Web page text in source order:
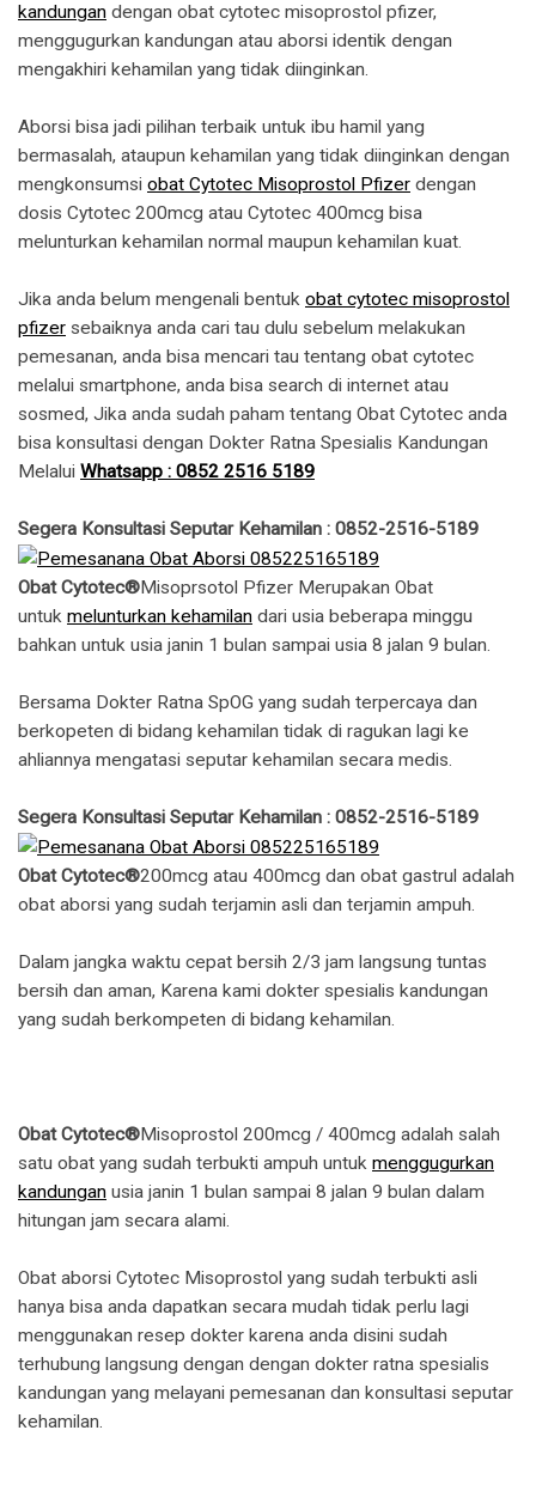
kandungan dengan obat cytotec misoprostol pfizer,
menggugurkan kandungan atau aborsi identik dengan
mengakhiri kehamilan yang tidak diinginkan.
Aborsi bisa jadi pilihan terbaik untuk ibu hamil yang
bermasalah, ataupun kehamilan yang tidak diinginkan dengan
mengkonsumsi obat Cytotec Misoprostol Pfizer dengan
dosis Cytotec 200mcg atau Cytotec 400mcg bisa
melunturkan kehamilan normal maupun kehamilan kuat.
Jika anda belum mengenali bentuk obat cytotec misoprostol
pfizer sebaiknya anda cari tau dulu sebelum melakukan
pemesanan, anda bisa mencari tau tentang obat cytotec
melalui smartphone, anda bisa search di internet atau
sosmed, Jika anda sudah paham tentang Obat Cytotec anda
bisa konsultasi dengan Dokter Ratna Spesialis Kandungan
Melalui Whatsapp : 0852 2516 5189
Segera Konsultasi Seputar Kehamilan : 0852-2516-5189
Obat Cytotec®Misoprsotol Pfizer Merupakan Obat
untuk melunturkan kehamilan dari usia beberapa minggu
bahkan untuk usia janin 1 bulan sampai usia 8 jalan 9 bulan.
Bersama Dokter Ratna SpOG yang sudah terpercaya dan
berkopeten di bidang kehamilan tidak di ragukan lagi ke
ahliannya mengatasi seputar kehamilan secara medis.
Segera Konsultasi Seputar Kehamilan : 0852-2516-5189
Obat Cytotec®200mcg atau 400mcg dan obat gastrul adalah
obat aborsi yang sudah terjamin asli dan terjamin ampuh.
Dalam jangka waktu cepat bersih 2/3 jam langsung tuntas
bersih dan aman, Karena kami dokter spesialis kandungan
yang sudah berkompeten di bidang kehamilan.
Obat Cytotec®Misoprostol 200mcg / 400mcg adalah salah
satu obat yang sudah terbukti ampuh untuk menggugurkan
kandungan usia janin 1 bulan sampai 8 jalan 9 bulan dalam
hitungan jam secara alami.
Obat aborsi Cytotec Misoprostol yang sudah terbukti asli
hanya bisa anda dapatkan secara mudah tidak perlu lagi
menggunakan resep dokter karena anda disini sudah
terhubung langsung dengan dengan dokter ratna spesialis
kandungan yang melayani pemesanan dan konsultasi seputar
kehamilan.